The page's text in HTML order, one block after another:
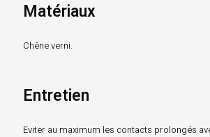
Matériaux
Chêne verni.
Entretien
Eviter au maximum les contacts prolongés